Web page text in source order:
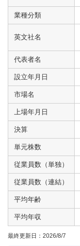
業種分類
英文社名
代表者名
設立年月日
市場名
上場年月日
決算
単元株数
従業員数（単独）
従業員数（連結）
平均年齢
平均年収
最終更新日： 2026/8/7